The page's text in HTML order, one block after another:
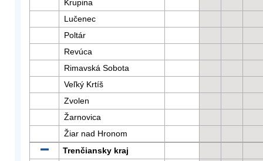
Krupina
Lučenec
Poltár
Revúca
Rimavská Sobota
Veľký Krtíš
Zvolen
Žarnovica
Žiar nad Hronom
Trenčiansky kraj